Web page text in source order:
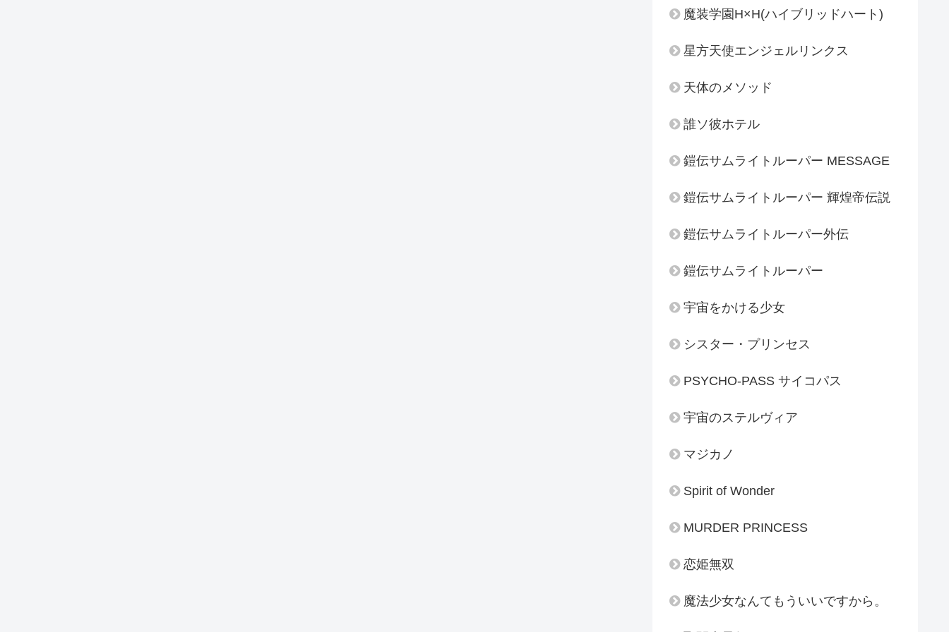
魔装学園H×H(ハイブリッドハート)
星方天使エンジェルリンクス
天体のメソッド
誰ソ彼ホテル
鎧伝サムライトルーパー MESSAGE
鎧伝サムライトルーパー 輝煌帝伝説
鎧伝サムライトルーパー外伝
鎧伝サムライトルーパー
宇宙をかける少女
シスター・プリンセス
PSYCHO-PASS サイコパス
宇宙のステルヴィア
マジカノ
Spirit of Wonder
MURDER PRINCESS
恋姫無双
魔法少女なんてもういいですから。